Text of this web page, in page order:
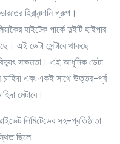
হিরানন্দানি গ্রুপ।
হাইটেক পার্কে দুইটি হাইপার
এই ডেটা সেন্টারে থাকছে
সক্ষমতা। এই আধুনিক ডেটা
চাহিদা এবং একই সাথে উত্তর-পূর্ব
মেটাবে।
লিমিটেডের সহ-প্রতিষ্ঠাতা
ছিলে